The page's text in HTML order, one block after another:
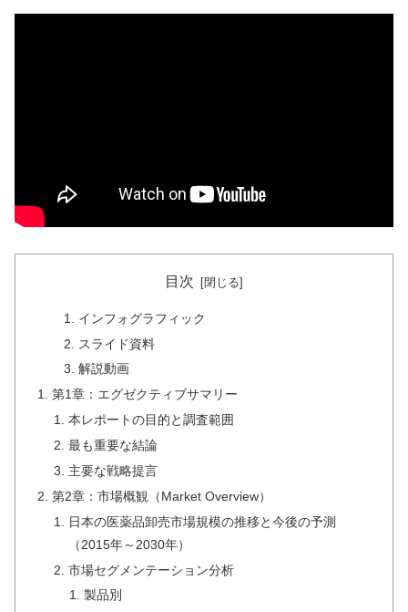
目次
インフォグラフィック
スライド資料
解説動画
第1章：エグゼクティブサマリー
本レポートの目的と調査範囲
最も重要な結論
主要な戦略提言
第2章：市場概観（Market Overview）
日本の医薬品卸売市場規模の推移と今後の予測
（2015年～2030年）
市場セグメンテーション分析
製品別